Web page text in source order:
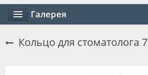
Галерея
Кольцо для стоматолога 7